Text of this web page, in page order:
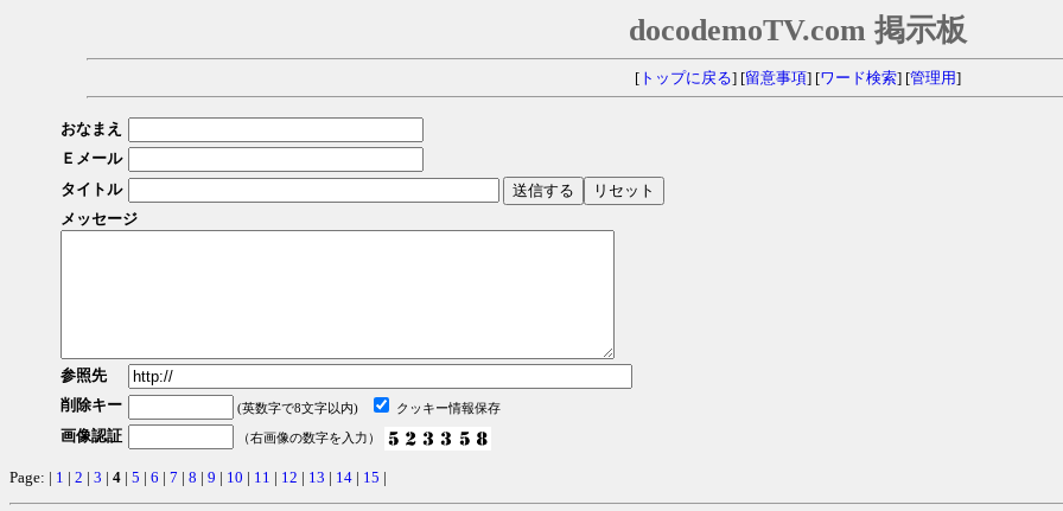
docodemoTV.com 掲示板
[トップに戻る] [留意事項] [ワード検索] [管理用]
おなまえ
Ｅメール
タイトル
メッセージ
参照先
削除キー
(英数字で8文字以内) クッキー情報保存
画像認証 （右画像の数字を入力）
Page: | 1 | 2 | 3 | 4 | 5 | 6 | 7 | 8 | 9 | 10 | 11 | 12 | 13 | 14 | 15 |